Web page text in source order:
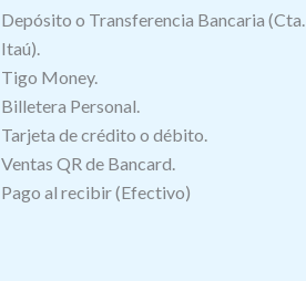
Depósito o Transferencia Bancaria (Cta.
Itaú).
Tigo Money.
Billetera Personal.
Tarjeta de crédito o débito.
Ventas QR de Bancard.
Pago al recibir (Efectivo)